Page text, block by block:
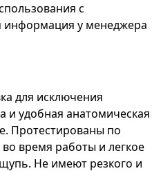
с
информация у менеджера
для исключения
и удобная анатомическая
Протестированы по
время работы и легкое
Не имеют резкого и